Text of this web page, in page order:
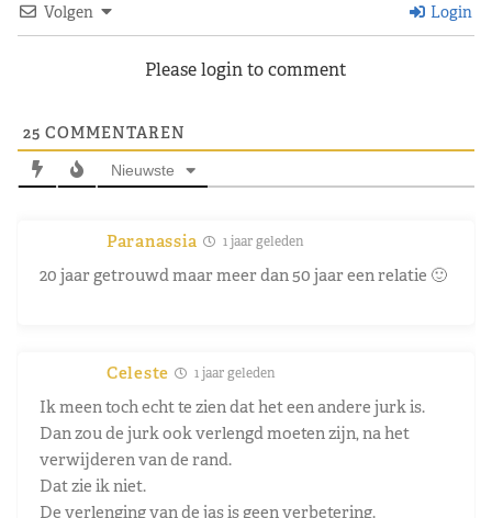
Volgen Login
Please login to comment
25 COMMENTAREN
Nieuwste
Paranassia 1 jaar geleden
20 jaar getrouwd maar meer dan 50 jaar een relatie 🙂
Celeste 1 jaar geleden
Ik meen toch echt te zien dat het een andere jurk is.
Dan zou de jurk ook verlengd moeten zijn, na het
verwijderen van de rand.
Dat zie ik niet.
De verlenging van de jas is geen verbetering.